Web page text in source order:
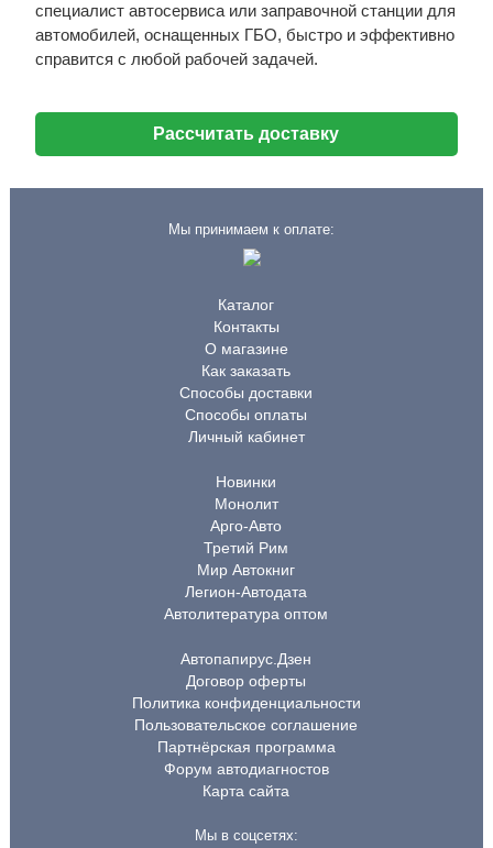
специалист автосервиса или заправочной станции для
автомобилей, оснащенных ГБО, быстро и эффективно
справится с любой рабочей задачей.
Рассчитать доставку
Мы принимаем к оплате:
Каталог
Контакты
О магазине
Как заказать
Способы доставки
Способы оплаты
Личный кабинет
Новинки
Монолит
Арго-Авто
Третий Рим
Мир Автокниг
Легион-Автодата
Автолитература оптом
Автопапирус.Дзен
Договор оферты
Политика конфиденциальности
Пользовательское соглашение
Партнёрская программа
Форум автодиагностов
Карта сайта
Мы в соцсетях: